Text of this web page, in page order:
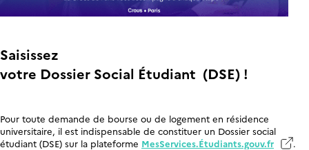
Saisissez
votre Dossier Social Étudiant (DSE) !
Pour toute demande de bourse ou de logement en résidence
universitaire, il est indispensable de constituer un Dossier social
étudiant (DSE) sur la plateforme MesServices.Étudiants.gouv.fr .